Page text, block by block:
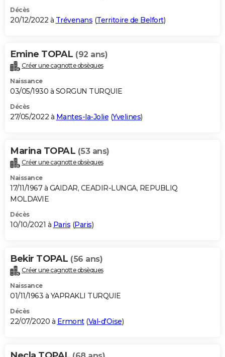
Décès
20/12/2022 à Trévenans (Territoire de Belfort)
Emine TOPAL (92 ans)
Créer une cagnotte obsèques
Naissance
03/05/1930 à SORGUN TURQUIE
Décès
27/05/2022 à Mantes-la-Jolie (Yvelines)
Marina TOPAL (53 ans)
Créer une cagnotte obsèques
Naissance
17/11/1967 à GAIDAR, CEADIR-LUNGA, REPUBLIQ
MOLDAVIE
Décès
10/10/2021 à Paris (Paris)
Bekir TOPAL (56 ans)
Créer une cagnotte obsèques
Naissance
01/11/1963 à YAPRAKLI TURQUIE
Décès
22/07/2020 à Ermont(Val-d'Oise)